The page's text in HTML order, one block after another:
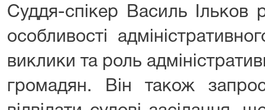
Суддя-спікер Василь Ільков
особливості
виклики та роль
громадян. Він також